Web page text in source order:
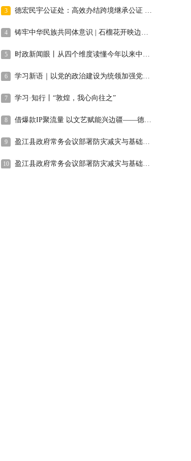
3 德宏民宇公证处：高效办结跨境继承公证 司法温度暖侨心
4 铸牢中华民族共同体意识 | 石榴花开映边关 委员宣讲固同心——德宏州政协“石榴红”宣讲团工作纪实
5 时政新闻眼丨从四个维度读懂今年以来中国元首外交
6 学习新语｜以党的政治建设为统领加强党的各方面建设
7 学习·知行丨“敦煌，我心向往之”
8 借爆款IP聚流量 以文艺赋能兴边疆——德宏州文联2026年上半年文艺工作回眸
9 盈江县政府常务会议部署防灾减灾与基础教育工作
10 盈江县政府常务会议部署防灾减灾与基础教育工作